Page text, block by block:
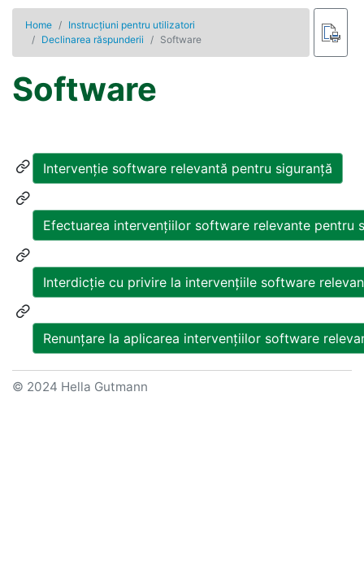
Home
Instrucţiuni pentru utilizatori
Declinarea răspunderii
Software
Software
Intervenţie software relevantă pentru siguranţă
Efectuarea intervențiilor software relevante pentru
Interdicţie cu privire la intervenţiile software
Renunţare la aplicarea intervenţiilor software
© 2024 Hella Gutmann